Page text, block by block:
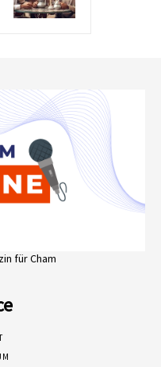
für Cham